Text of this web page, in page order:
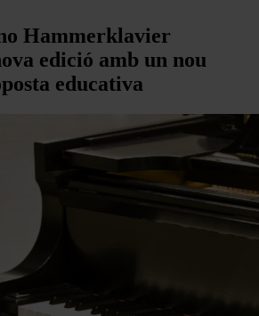
Hammerklavier
edició amb un nou
educativa